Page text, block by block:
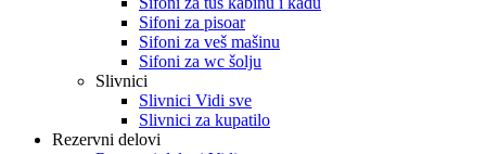
Sifoni za pisoar
Sifoni za veš mašinu
Sifoni za wc šolju
Slivnici
Slivnici Vidi sve
Slivnici za kupatilo
Rezervni delovi